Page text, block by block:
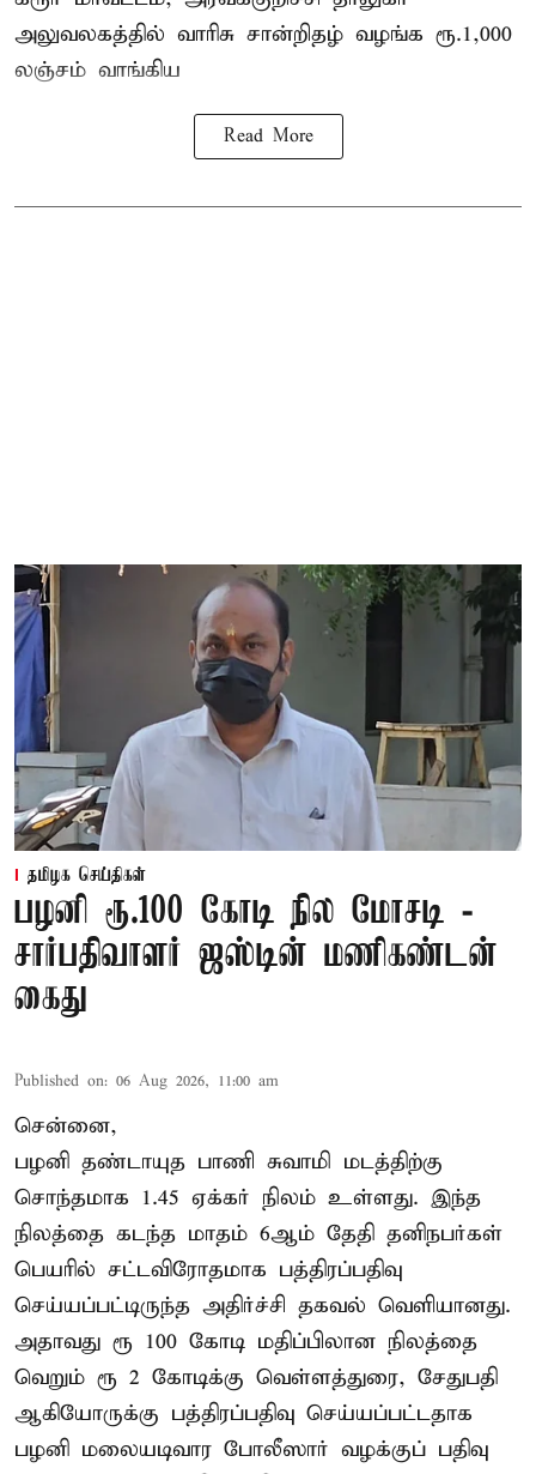
அலுவலகத்தில் வாரிசு சான்றிதழ் வழங்க ரூ.1,000
லஞ்சம் வாங்கிய
Read More
தமிழக செய்திகள்
பழனி ரூ.100 கோடி நில மோசடி -
சார்பதிவாளர் ஜஸ்டின் மணிகண்டன்
கைது
Published on: 06 Aug 2026, 11:00 am
சென்னை,
பழனி தண்டாயுத பாணி சுவாமி மடத்திற்கு
சொந்தமாக 1.45 ஏக்கர் நிலம் உள்ளது. இந்த
நிலத்தை கடந்த மாதம் 6ஆம் தேதி தனிநபர்கள்
பெயரில் சட்டவிரோதமாக பத்திரப்பதிவு
செய்யப்பட்டிருந்த அதிர்ச்சி தகவல் வெளியானது.
அதாவது ரூ 100 கோடி மதிப்பிலான நிலத்தை
வெறும் ரூ 2 கோடிக்கு வெள்ளத்துரை, சேதுபதி
ஆகியோருக்கு பத்திரப்பதிவு செய்யப்பட்டதாக
பழனி மலையடிவார போலீஸார் வழக்குப் பதிவு